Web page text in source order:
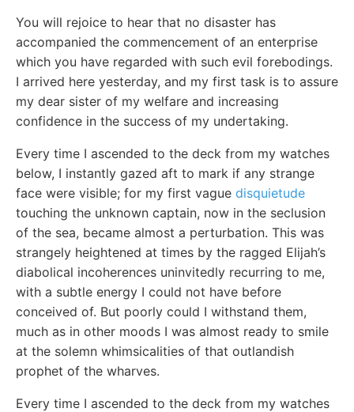
You will rejoice to hear that no disaster has
accompanied the commencement of an enterprise
which you have regarded with such evil forebodings.
I arrived here yesterday, and my first task is to assure
my dear sister of my welfare and increasing
confidence in the success of my undertaking.
Every time I ascended to the deck from my watches
below, I instantly gazed aft to mark if any strange
face were visible; for my first vague disquietude
touching the unknown captain, now in the seclusion
of the sea, became almost a perturbation. This was
strangely heightened at times by the ragged Elijah’s
diabolical incoherences uninvitedly recurring to me,
with a subtle energy I could not have before
conceived of. But poorly could I withstand them,
much as in other moods I was almost ready to smile
at the solemn whimsicalities of that outlandish
prophet of the wharves.
Every time I ascended to the deck from my watches